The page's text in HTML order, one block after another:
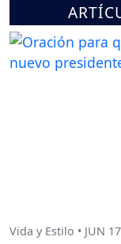
Vida y Estilo • JUN